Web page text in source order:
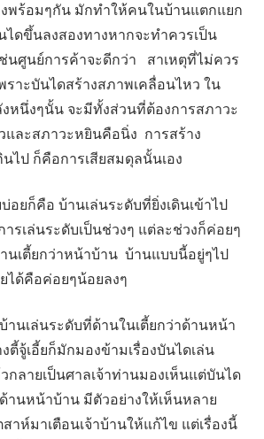
พร้อมๆกัน มักทำให้คนในบ้านแตกแยก
ดขึ้นลงสองทางหากจะทำควรเป็น
นศูนย์การค้าจะดีกว่า สาเหตุที่ไม่ควร
ราะบันไดสร้างสภาพเคลื่อนไหว ใน
หนึ่งๆนั้น จะมีทั้งส่วนที่ต้องการสภาวะ
และสภาวะหยินคือนิ่ง การสร้าง
ไป ก็คือการเสียสมดุลนั้นเอง
อยก็คือ บ้านเล่นระดับที่ยิ่งเดินเข้าไป
รเล่นระดับเป็นช่วงๆ แต่ละช่วงก็ค่อยๆ
นเตี้ยกว่าหน้าบ้าน บ้านแบบนี้อยู่ๆไป
ได้คือค่อยๆน้อยลงๆ
านเล่นระดับที่ด้านในเตี้ยกว่าด้านหน้า
ตี้จู้เอี้ยก็มักมองข้ามเรื่องบันไดเล่น
กลายเป็นศาลเจ้าท่านมองเห็นแต่บันได
านหน้าบ้าน มีตัวอย่างให้เห็นหลาย
าห์มาเตือนเจ้าบ้านให้แก้ไข แต่เรื่องนี้